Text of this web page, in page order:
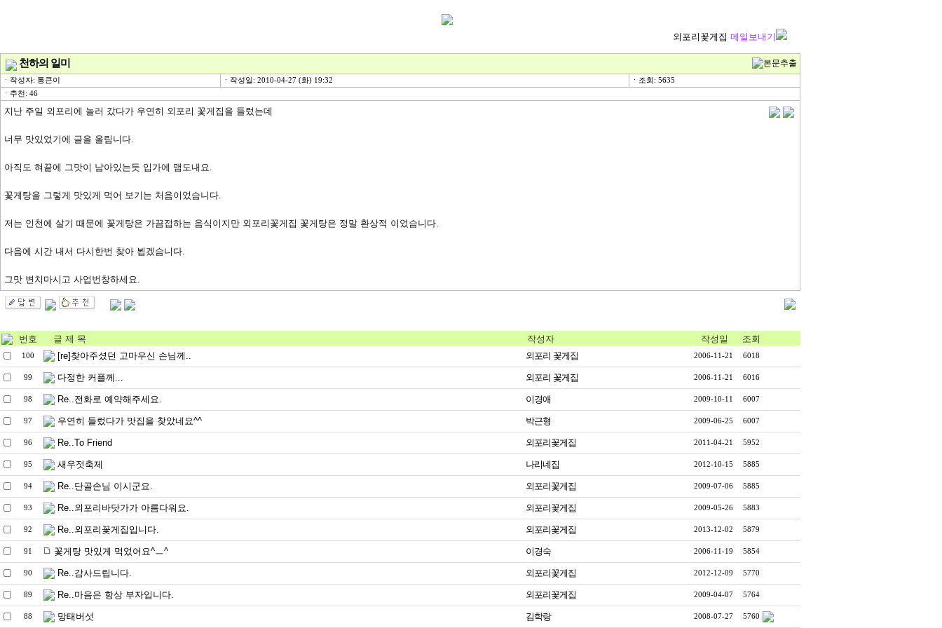
외포리꽃게집 메일보내기
천하의 일미
ㆍ작성자: 통큰이 ㆍ작성일: 2010-04-27 (화) 19:32
ㆍ조회: 5635
ㆍ추천: 46
지난 주일 외포리에 놀러 갔다가 우연히 외포리 꽃게집을 들렀는데
너무 맛있었기에 글을 올림니다.
아직도 혀끝에 그맛이 남아있는듯 입가에 맴도내요.
꽃게탕을 그렇게 맛있게 먹어 보기는 처음이었슴니다.
저는 인천에 살기 때문에 꽃게탕은 가끔접하는 음식이지만 외포리꽃게집 꽃게탕은 정말 환상적 이었슴니다.
다음에 시간 내서 다시한번 찾아 뵙겠슴니다.
그맛 변치마시고 사업번창하세요.
번호 글 제 목 작성자 작성일 조회
100 [re]찾아주셨던 고마우신 손님께.. 외포리 꽃게집 2006-11-21 6018
99 다정한 커플께... 외포리 꽃게집 2006-11-21 6016
98 Re..전화로 예약해주세요. 이경애 2009-10-11 6007
97 우연히 들렀다가 맛집을 찾았네요^^ 박근형 2009-06-25 6007
96 Re..To Friend 외포리꽃게집 2011-04-21 5952
95 새우젓축제 나리네집 2012-10-15 5885
94 Re..단골손님 이시군요. 외포리꽃게집 2009-07-06 5885
93 Re..외포리바닷가가 아름다워요. 외포리꽃게집 2009-05-26 5883
92 Re..외포리꽃게집입니다. 외포리꽃게집 2013-12-02 5879
91 꽃게탕 맛있게 먹었어요^ㅡ^ 이경숙 2006-11-19 5854
90 Re..감사드립니다. 외포리꽃게집 2012-12-09 5770
89 Re..마음은 항상 부자입니다. 외포리꽃게집 2009-04-07 5764
88 망태버섯 김학랑 2008-07-27 5760